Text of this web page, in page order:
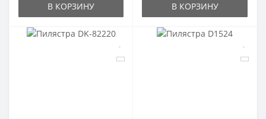
В КОРЗИНУ В КОРЗИНУ